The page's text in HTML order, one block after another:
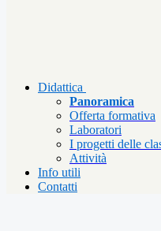
Didattica
Panoramica
Offerta formativa
Laboratori
I progetti delle
Attività
Info utili
Contatti